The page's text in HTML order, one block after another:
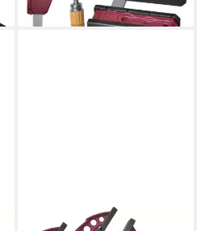
lieferbar - in 2-3 Werktagen bei dir
PIHER